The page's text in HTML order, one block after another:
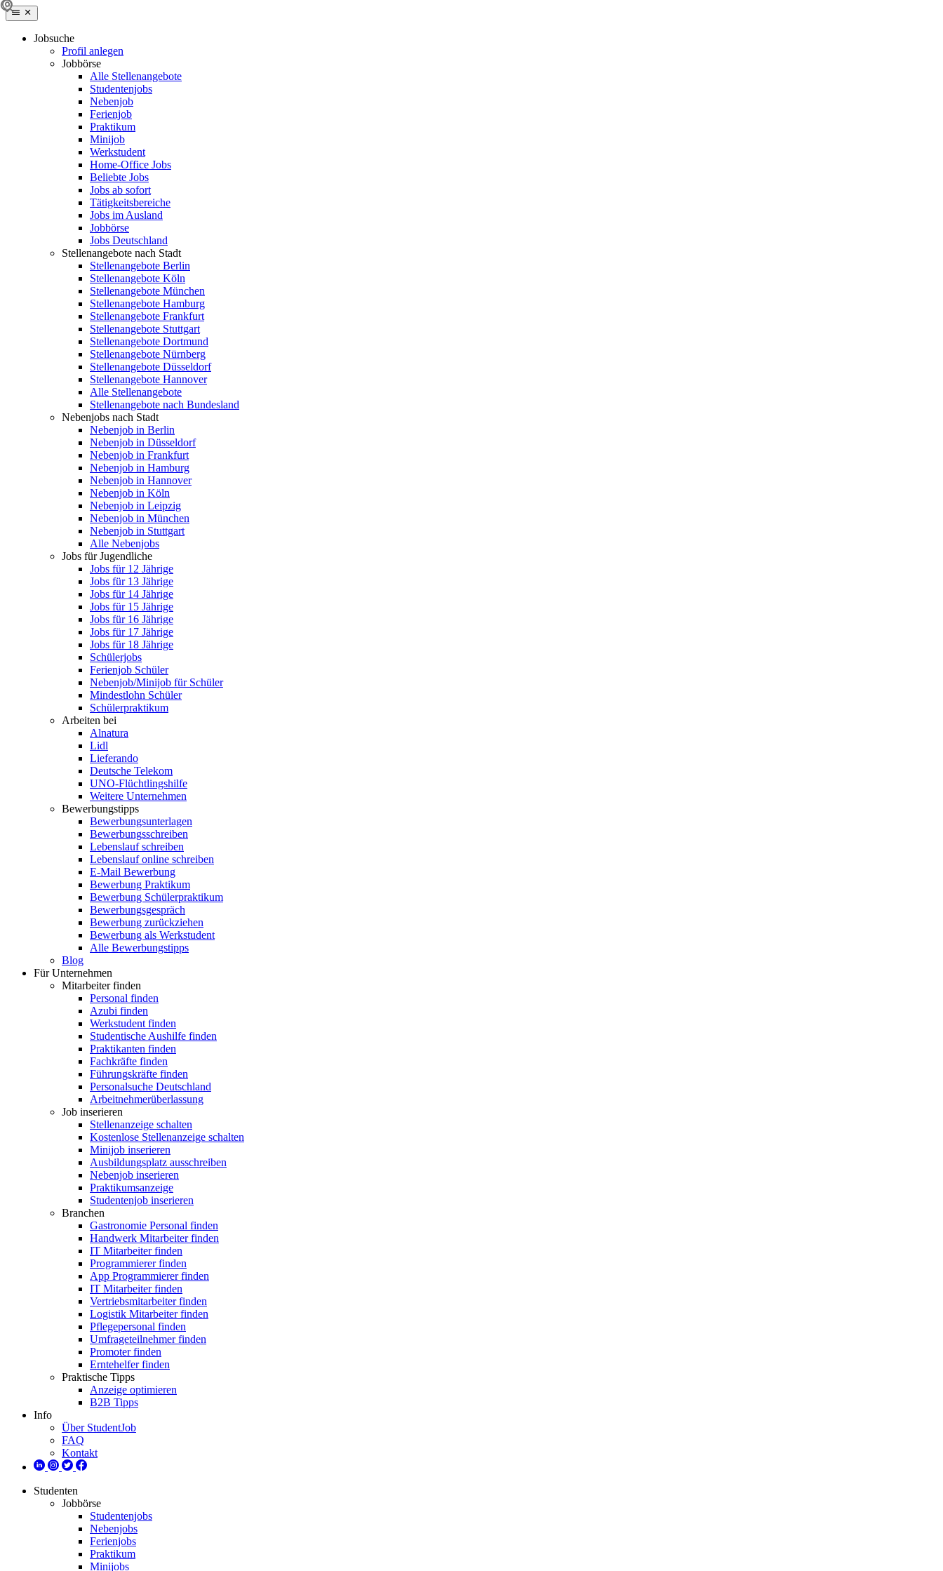
Jobsuche
Profil anlegen
Jobbörse
Alle Stellenangebote
Studentenjobs
Nebenjob
Ferienjob
Praktikum
Minijob
Werkstudent
Home-Office Jobs
Beliebte Jobs
Jobs ab sofort
Tätigkeitsbereiche
Jobs im Ausland
Jobbörse
Jobs Deutschland
Stellenangebote nach Stadt
Stellenangebote Berlin
Stellenangebote Köln
Stellenangebote München
Stellenangebote Hamburg
Stellenangebote Frankfurt
Stellenangebote Stuttgart
Stellenangebote Dortmund
Stellenangebote Nürnberg
Stellenangebote Düsseldorf
Stellenangebote Hannover
Alle Stellenangebote
Stellenangebote nach Bundesland
Nebenjobs nach Stadt
Nebenjob in Berlin
Nebenjob in Düsseldorf
Nebenjob in Frankfurt
Nebenjob in Hamburg
Nebenjob in Hannover
Nebenjob in Köln
Nebenjob in Leipzig
Nebenjob in München
Nebenjob in Stuttgart
Alle Nebenjobs
Jobs für Jugendliche
Jobs für 12 Jährige
Jobs für 13 Jährige
Jobs für 14 Jährige
Jobs für 15 Jährige
Jobs für 16 Jährige
Jobs für 17 Jährige
Jobs für 18 Jährige
Schülerjobs
Ferienjob Schüler
Nebenjob/Minijob für Schüler
Mindestlohn Schüler
Schülerpraktikum
Arbeiten bei
Alnatura
Lidl
Lieferando
Deutsche Telekom
UNO-Flüchtlingshilfe
Weitere Unternehmen
Bewerbungstipps
Bewerbungsunterlagen
Bewerbungsschreiben
Lebenslauf schreiben
Lebenslauf online schreiben
E-Mail Bewerbung
Bewerbung Praktikum
Bewerbung Schülerpraktikum
Bewerbungsgespräch
Bewerbung zurückziehen
Bewerbung als Werkstudent
Alle Bewerbungstipps
Blog
Für Unternehmen
Mitarbeiter finden
Personal finden
Azubi finden
Werkstudent finden
Studentische Aushilfe finden
Praktikanten finden
Fachkräfte finden
Führungskräfte finden
Personalsuche Deutschland
Arbeitnehmerüberlassung
Job inserieren
Stellenanzeige schalten
Kostenlose Stellenanzeige schalten
Minijob inserieren
Ausbildungsplatz ausschreiben
Nebenjob inserieren
Praktikumsanzeige
Studentenjob inserieren
Branchen
Gastronomie Personal finden
Handwerk Mitarbeiter finden
IT Mitarbeiter finden
Programmierer finden
App Programmierer finden
IT Mitarbeiter finden
Vertriebsmitarbeiter finden
Logistik Mitarbeiter finden
Pflegepersonal finden
Umfrageteilnehmer finden
Promoter finden
Erntehelfer finden
Praktische Tipps
Anzeige optimieren
B2B Tipps
Info
Über StudentJob
FAQ
Kontakt
Studenten
Jobbörse
Studentenjobs
Nebenjobs
Ferienjobs
Praktikum
Minijobs